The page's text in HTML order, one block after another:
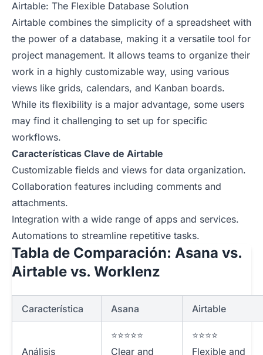
Airtable: The Flexible Database Solution
Airtable combines the simplicity of a spreadsheet with
the power of a database, making it a versatile tool for
project management. It allows teams to organize their
work in a highly customizable way, using various
views like grids, calendars, and Kanban boards.
While its flexibility is a major advantage, some users
may find it challenging to set up for specific
workflows.
Características Clave de Airtable
Customizable fields and views for data organization.
Collaboration features including comments and
attachments.
Integration with a wide range of apps and services.
Automations to streamline repetitive tasks.
Tabla de Comparación: Asana vs.
Airtable vs. Worklenz
Característica Asana Airtable
Análisis
⭐⭐⭐⭐⭐
Clear and
⭐⭐⭐⭐
Flexible and